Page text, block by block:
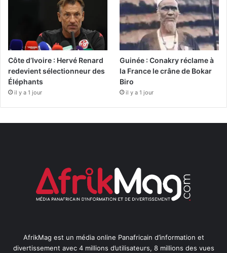
Côte d’Ivoire : Hervé Renard
redevient sélectionneur des
Éléphants
il y a 1 jour
Guinée : Conakry réclame à
la France le crâne de Bokar
Biro
il y a 1 jour
AfrikMag est un média online Panafricain d’information et
divertissement avec 4 millions d’utilisateurs, 8 millions des vues